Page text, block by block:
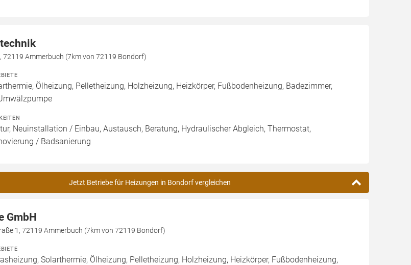
72119 Ammerbuch (7km von 72119 Bondorf)
Ölheizung, Pelletheizung, Holzheizung, Heizkörper, Fußbodenheizung, Badezimmer,
Neuinstallation / Einbau, Austausch, Beratung, Hydraulischer Abgleich, Thermostat,
/ Badsanierung
Jetzt Betriebe für Heizungen in Bondorf vergleichen
GmbH
1, 72119 Ammerbuch (7km von 72119 Bondorf)
Solarthermie, Ölheizung, Pelletheizung, Holzheizung, Heizkörper, Fußbodenheizung,